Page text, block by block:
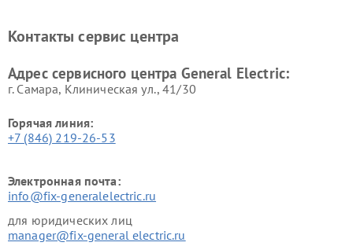
Electric
General Electric
Контакты сервис центра
Адрес сервисного центра General Electric:
г. Самара, Клиническая ул., 41/30
Горячая линия:
+7 (846) 219-26-53
Электронная почта:
info@fix-generalelectric.ru
для юридических лиц
manager@fix-general electric.ru